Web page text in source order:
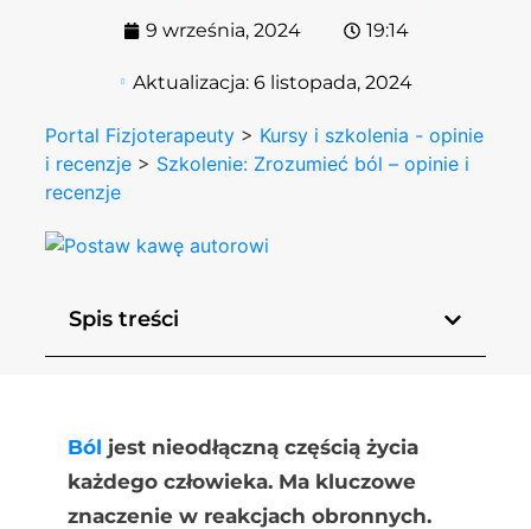
9 września, 2024 19:14
Aktualizacja: 6 listopada, 2024
Portal Fizjoterapeuty > Kursy i szkolenia - opinie
i recenzje > Szkolenie: Zrozumieć ból – opinie i
recenzje
Spis treści
Ból jest nieodłączną częścią życia
każdego człowieka. Ma kluczowe
znaczenie w reakcjach obronnych.